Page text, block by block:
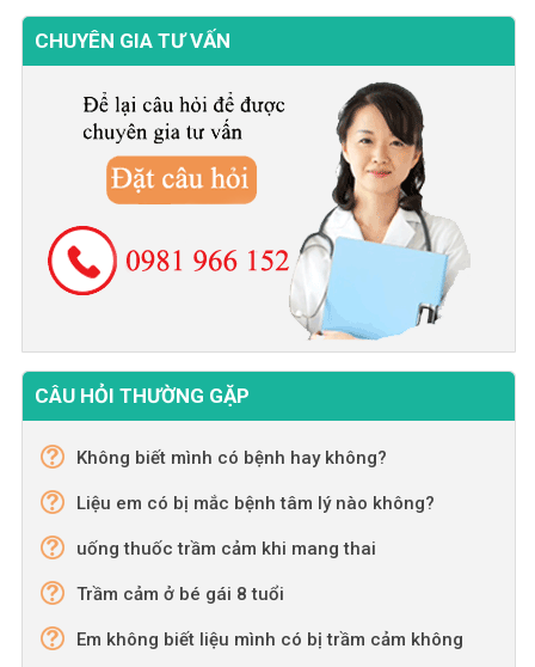
CHUYÊN GIA TƯ VẤN
CÂU HỎI THƯỜNG GẶP
Không biết mình có bệnh hay không?
Liệu em có bị mắc bệnh tâm lý nào không?
uống thuốc trầm cảm khi mang thai
Trầm cảm ở bé gái 8 tuổi
Em không biết liệu mình có bị trầm cảm không